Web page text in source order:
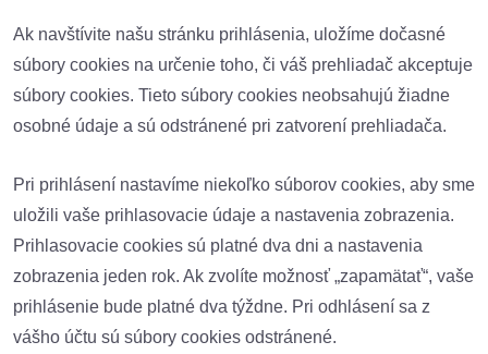
Ak navštívite našu stránku prihlásenia, uložíme dočasné
súbory cookies na určenie toho, či váš prehliadač akceptuje
súbory cookies. Tieto súbory cookies neobsahujú žiadne
osobné údaje a sú odstránené pri zatvorení prehliadača.
Pri prihlásení nastavíme niekoľko súborov cookies, aby sme
uložili vaše prihlasovacie údaje a nastavenia zobrazenia.
Prihlasovacie cookies sú platné dva dni a nastavenia
zobrazenia jeden rok. Ak zvolíte možnosť „zapamätať“, vaše
prihlásenie bude platné dva týždne. Pri odhlásení sa z
vášho účtu sú súbory cookies odstránené.